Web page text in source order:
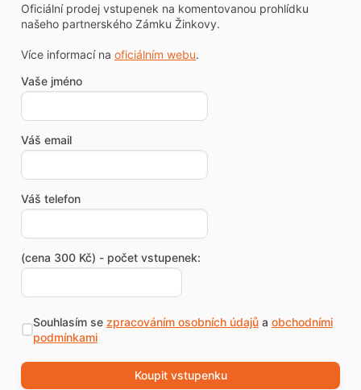
Oficiální prodej vstupenek na komentovanou prohlídku
našeho partnerského Zámku Žinkovy.
Více informací na oficiálním webu.
Vaše jméno
Váš email
Váš telefon
(cena 300 Kč) - počet vstupenek:
Souhlasím se zpracováním osobních údajůa obchodními
podmínkami
Koupit vstupenku